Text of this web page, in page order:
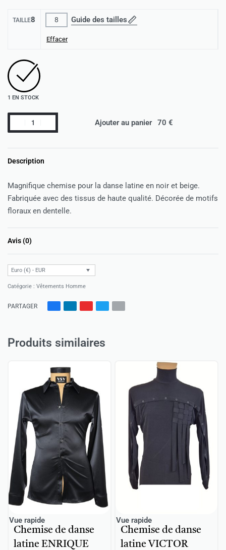
TAILLE8 8 Guide des tailles
Effacer
1 EN STOCK
Ajouter au panier
Description
Magnifique chemise pour la danse latine en noir et beige.
Fabriquée avec des tissus de haute qualité. Décorée de motifs
floraux en dentelle.
Avis (0)
Euro (€) - EUR
Catégorie : Vêtements Homme
PARTAGER
Produits similaires
Vue rapide
Chemise de danse
latine ENRIQUE
Vue rapide
Chemise de danse
latine VICTOR